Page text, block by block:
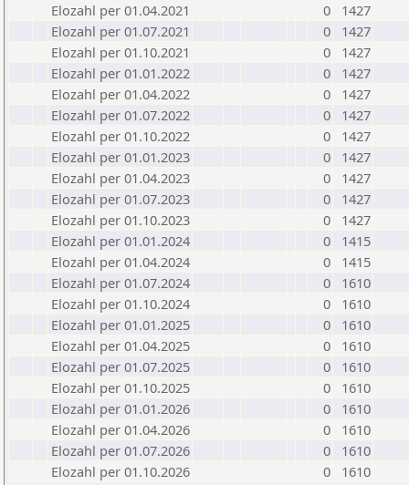
Elozahl per 01.04.2021
0
1427
Elozahl per 01.07.2021
0
1427
Elozahl per 01.10.2021
0
1427
Elozahl per 01.01.2022
0
1427
Elozahl per 01.04.2022
0
1427
Elozahl per 01.07.2022
0
1427
Elozahl per 01.10.2022
0
1427
Elozahl per 01.01.2023
0
1427
Elozahl per 01.04.2023
0
1427
Elozahl per 01.07.2023
0
1427
Elozahl per 01.10.2023
0
1427
Elozahl per 01.01.2024
0
1415
Elozahl per 01.04.2024
0
1415
Elozahl per 01.07.2024
0
1610
Elozahl per 01.10.2024
0
1610
Elozahl per 01.01.2025
0
1610
Elozahl per 01.04.2025
0
1610
Elozahl per 01.07.2025
0
1610
Elozahl per 01.10.2025
0
1610
Elozahl per 01.01.2026
0
1610
Elozahl per 01.04.2026
0
1610
Elozahl per 01.07.2026
0
1610
Elozahl per 01.10.2026
0 1610